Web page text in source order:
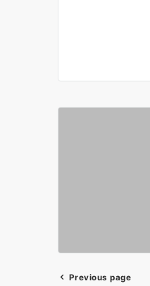
Previous page